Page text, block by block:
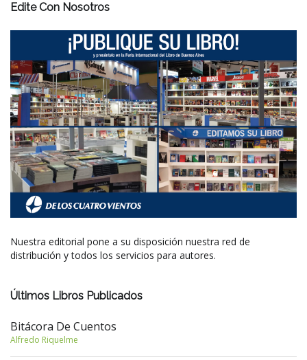
Edite Con Nosotros
Nuestra editorial pone a su disposición nuestra red de
distribución y todos los servicios para autores.
Últimos Libros Publicados
Bitácora De Cuentos
Alfredo Riquelme